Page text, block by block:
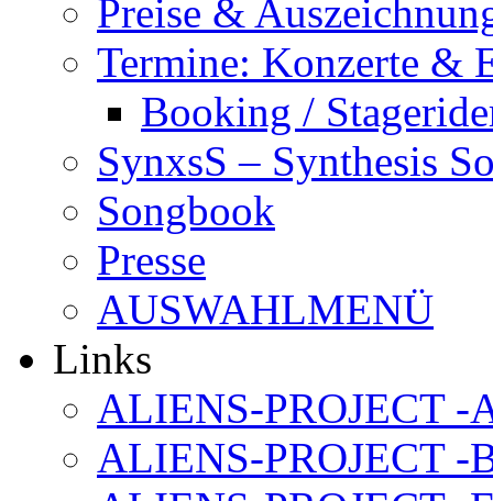
Preise &
Termine: Konzerte &
Booking /
SynxsS – Synthesis
Songbook
Presse
AUSWAHLMENÜ
Links
ALIENS-PROJECT -
ALIENS-PROJECT -